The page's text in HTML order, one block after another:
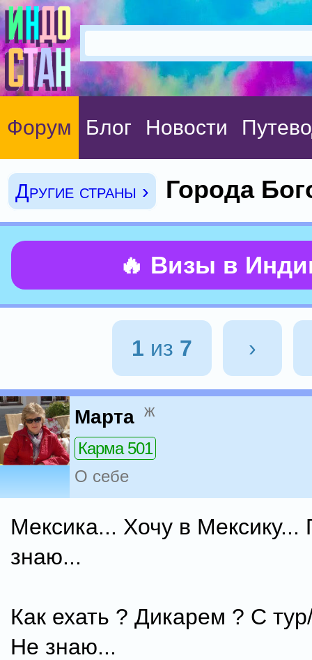
Форум Блог Новости
Другие страны › Города
🔥 Визы в
1 из 7 ›
Марта ж
Карма 501
О себе
Мексика... Хочу в
знаю...
Как ехать ? Дикарем ? С
Не знаю...